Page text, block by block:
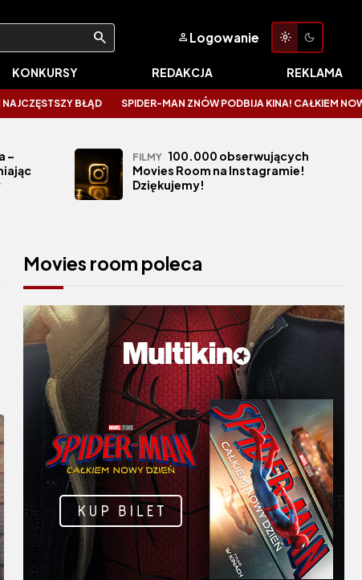
Logowanie
KONKURSY REDAKCJA REKLAMA
BŁĄD SPIDER-MAN ZNÓW PODBIJA KINA! CAŁKIEM NOWY DZIEŃ
–
FILMY 100.000 obserwujących
Movies Room na Instagramie!
Dziękujemy!
Movies room poleca